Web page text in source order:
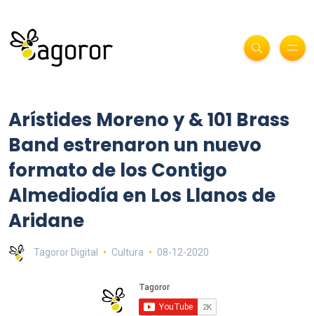
Arístides Moreno y & 101 Brass
Band estrenaron un nuevo
formato de los Contigo
Almediodía en Los Llanos de
Aridane
Tagoror Digital Cultura 08-12-2020